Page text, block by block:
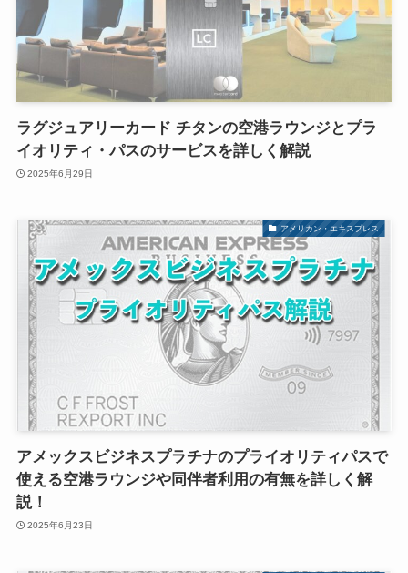
ラグジュアリーカード チタンの空港ラウンジとプラ
イオリティ・パスのサービスを詳しく解説
2025年6月29日
アメリカン・エキスプレス
アメックスビジネスプラチナのプライオリティパスで
使える空港ラウンジや同伴者利用の有無を詳しく解
説！
2025年6月23日